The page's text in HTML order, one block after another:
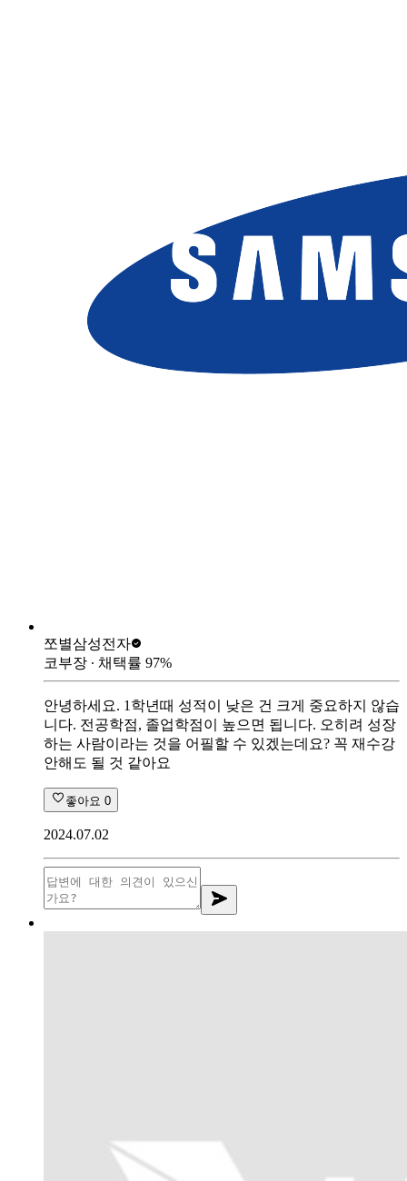
쪼별삼성전자
코부장 ∙ 채택률 97%
안녕하세요. 1학년때 성적이 낮은 건 크게 중요하지 않습
니다. 전공학점, 졸업학점이 높으면 됩니다. 오히려 성장
하는 사람이라는 것을 어필할 수 있겠는데요? 꼭 재수강
안해도 될 것 같아요
좋아요 0
2024.07.02